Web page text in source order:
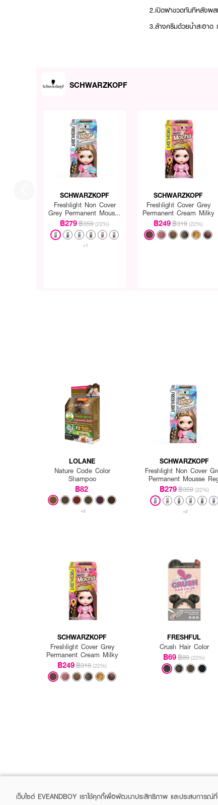
2.เปิดฝาขวดทันทีหลังผ
3.ล้างครีมด้วยน้ำสะอา
SCHWARZKOPF
SCHWARZKOPF
Freshlight Non Cover
Grey Permanent Mousse
Reg
฿279฿359 (22%)
+1
SCHWARZKOPF
Freshlight Cover Grey
Permanent Cream Milky
฿249฿319 (22%)
LOLANE
Nature Code Color
Shampoo
฿82
+2
SCHWARZKOPF
Freshlight Non Cover
Permanent Mousse
฿279฿359 (22%)
+2
SCHWARZKOPF
Freshlight Cover Grey
Permanent Cream Milky
฿249฿319 (22%)
FRESHFUL
Crush Hair Color
฿69฿89 (22%)
เว็บไซต์ EVEANDBOY เราใช้คุกกี้เพื่อพัฒนาประสิทธิภาพ และประสบการ